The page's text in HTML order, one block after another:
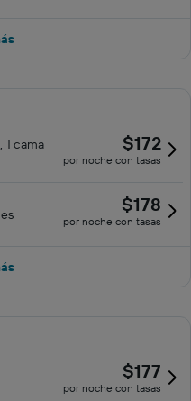
1 cama
$172
por noche con tasas
$178
por noche con tasas
$177
por noche con tasas